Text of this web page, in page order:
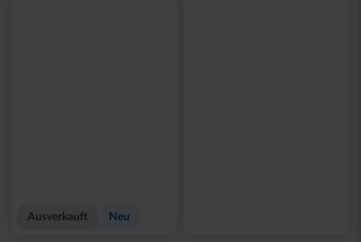
Ausverkauft Neu